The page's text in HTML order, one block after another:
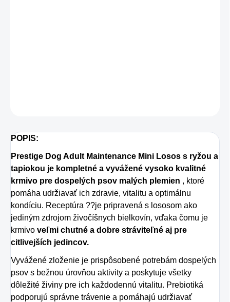
POPIS:
Prestige Dog Adult Maintenance Mini Losos s ryžou a
tapiokou je kompletné a vyvážené vysoko kvalitné
krmivo pre dospelých psov malých plemien , ktoré
pomáha udržiavať ich zdravie, vitalitu a optimálnu
kondíciu. Receptúra ??je pripravená s lososom ako
jediným zdrojom živočíšnych bielkovín, vďaka čomu je
krmivo veľmi chutné a dobre stráviteľné aj pre
citlivejších jedincov.
Vyvážené zloženie je prispôsobené potrebám dospelých
psov s bežnou úrovňou aktivity a poskytuje všetky
dôležité živiny pre ich každodennú vitalitu. Prebiotiká
podporujú správne trávenie a pomáhajú udržiavať